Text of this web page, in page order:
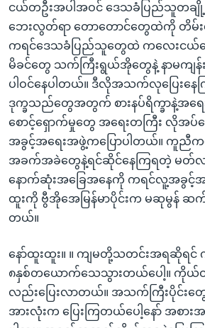
သို့
ကျော်
ရန်
ငယ်တဦးအပါအဝင် ဒေသခံပြည်သူတ
ဘေးလွတ်ရာ တောတောင်တွေထဲကို တိမ်း
ကရင်ဒေသခံပြည်သူတွေထဲ ကလေးငယ်
မိခင်တွေ သက်ကြီးရွယ်အိုတွေနဲ့ နာမကျန်း
ပါဝင်နေပါတယ်။ ဒီလိုအသက်လုပြေးနေက
ဒုက္ခသည်တွေအတွက် စားနပ်ရိက္ခာနဲ့အရေ
စောင့်ရှောက်မှုတွေ အရေးတကြီး လို
အခွင့်အရေးအဖွဲ့ကပြောပါတယ်။ ကူညီက
အခက်အခဲတွေနဲ့ရင်ဆိုင်နေကြရတဲ့ မတ်လ
နောက်ဆုံးအခြေအနေကို ကရင်လူ့အခွင့်အ
ထူးကို ဗွီအိုအေမြန်မာပိုင်းက မဆုမွန် ဆက်
တယ်။
နော်ထူးထူး။ ။ ကျမတို့သတင်းအရဆိုရ
၈နှစ်တယောက်သေသွားတယ်ပေါ့။ ကိုယ်
လည်းပြေးလာတယ်။ အသက်ကြီးပိုင်းတွ
အားလုံးက ပြေးကြတယ်ပေါ့နော် အစ